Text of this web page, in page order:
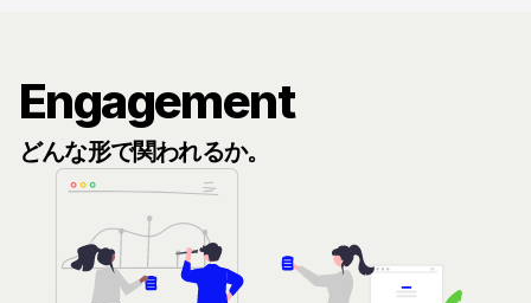
Engagement
どんな形で関われるか。